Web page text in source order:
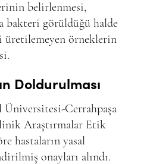
belirlenmesi,
bakteri görüldüğü halde
örneklerin
Doldurulması
Üniversitesi-Cerrahpaşa
Araştırmalar Etik
hastaların yasal
onayları alındı.